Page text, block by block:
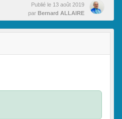
Publié le 13 août 2019
par Bernard ALLAIRE